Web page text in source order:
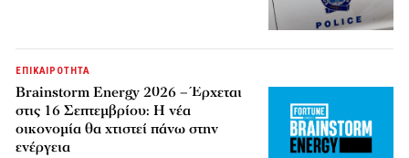
ΕΠΙΚΑΙΡΟΤΗΤΑ
Brainstorm Energy 2026 – Έρχεται
στις 16 Σεπτεμβρίου: Η νέα
οικονομία θα χτιστεί πάνω στην
ενέργεια